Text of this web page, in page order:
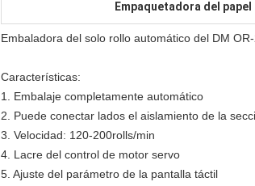
Empaquetadora del
Embaladora del solo rollo automático del DM
Características:
1. Embalaje completamente automático
2. Puede conectar lados el aislamiento de la
3. Velocidad: 120-200rolls/min
4. Lacre del control de motor servo
5. Ajuste del parámetro de la pantalla táctil